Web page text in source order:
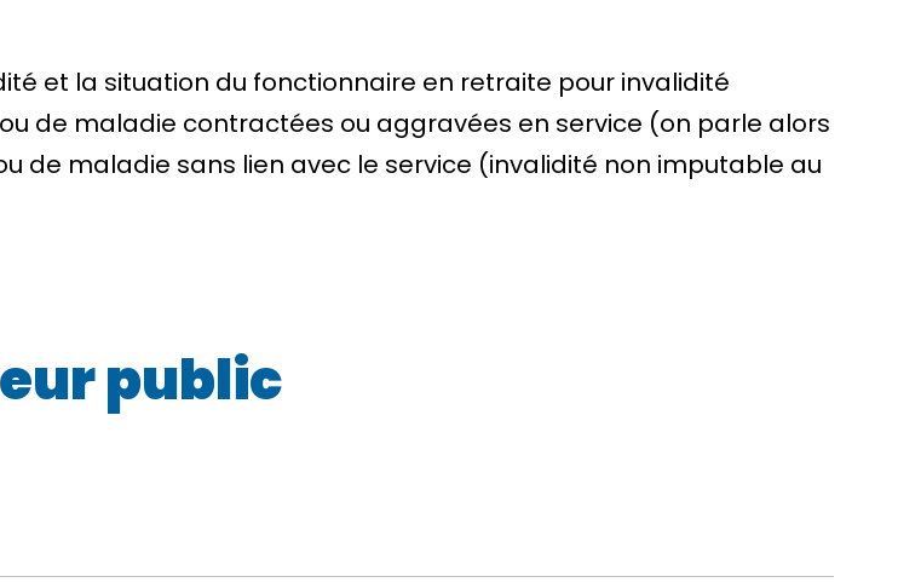
et la situation du fonctionnaire en retraite pour invalidité
de maladie contractées ou aggravées en service (on parle alors
de maladie sans lien avec le service (invalidité non imputable au
public